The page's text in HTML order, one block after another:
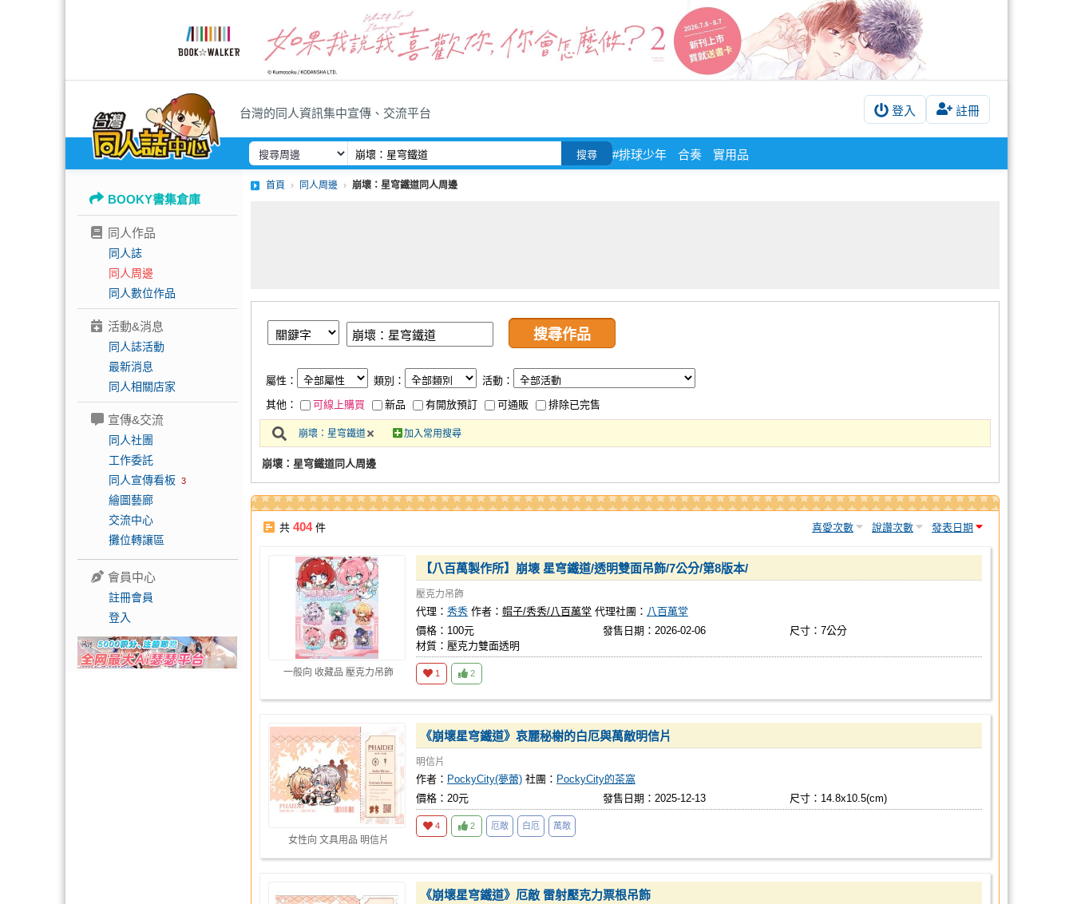
台灣的同人資訊集中宣傳、交流平台 登入 註冊
搜尋 #排球少年 合奏 實用品
BOOKY書集倉庫
同人作品
同人誌
同人周邊
同人數位作品
活動&消息
同人誌活動
最新消息
同人相關店家
宣傳&交流
同人社團
工作委託
同人宣傳看板 3
繪圖藝廊
交流中心
攤位轉讓區
會員中心
註冊會員
登入
首頁 同人周邊 崩壞：星穹鐵道同人周邊
屬性： 類別：
活動：
其他：
可線上購買 新品 有開放預訂 可通販 排除已完售
崩壞：星穹鐵道 加入常用搜尋
崩壞：星穹鐵道同人周邊
共 404件 喜愛次數 說讚次數 發表日期
一般向 收藏品 壓克力吊飾
【八百萬製作所】崩壊 星穹鐵道/透明雙面吊飾/7公分/第8版本/
壓克力吊飾
代理： 秀秀 作者： 帽子/秀秀/八百萬堂 代理社團： 八百萬堂
價格：100元
發售日期：2026-02-06
尺寸：7公分
材質：壓克力雙面透明
1 2
女性向 文具用品 明信片
《崩壞星穹鐵道》哀麗秘榭的白厄與萬敵明信片
明信片
作者： PockyCity(夢蕾) 社團： PockyCity的茶窩
價格：20元
發售日期：2025-12-13 尺寸：14.8x10.5(cm)
4 2 厄敵 白厄 萬敵
《崩壞星穹鐵道》厄敵 雷射壓克力票根吊飾